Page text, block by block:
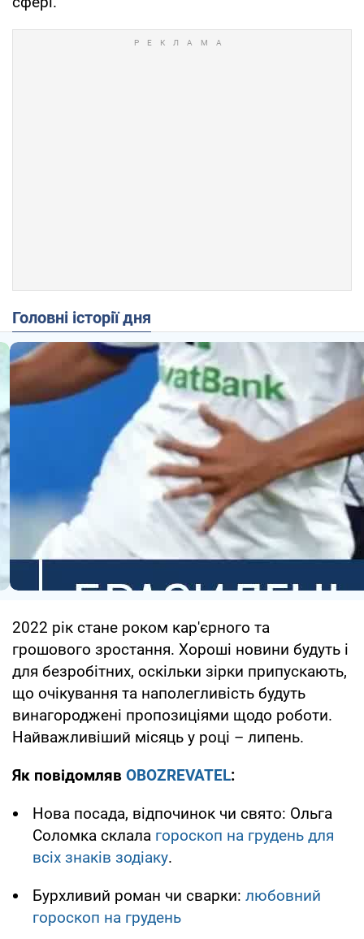
Головні історії дня
2022 рік стане роком кар'єрного та
грошового зростання. Хороші новини будуть і
для безробітних, оскільки зірки припускають,
що очікування та наполегливість будуть
винагороджені пропозиціями щодо роботи.
Найважливіший місяць у році – липень.
Як повідомляв OBOZREVATEL:
Нова посада, відпочинок чи свято: Ольга
Соломка склала гороскоп на грудень для
всіх знаків зодіаку.
Бурхливий роман чи сварки: любовний
гороскоп на грудень